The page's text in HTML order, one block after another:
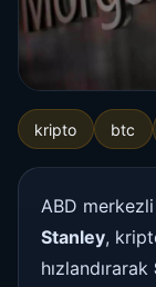
kripto btc
ABD merkezli
Stanley,
hızlandırarak